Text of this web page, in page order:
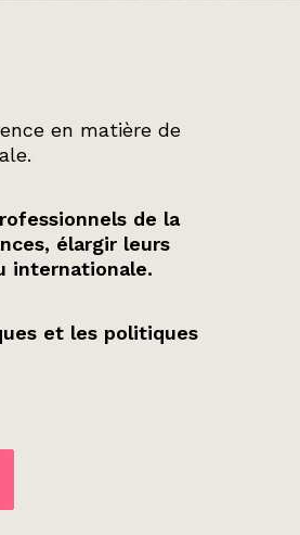
en matière de
de la
élargir leurs
internationale.
et les politiques